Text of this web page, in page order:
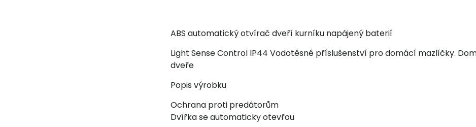
ABS automatický otvírač dveří kurníku napájený baterií
Light Sense Control IP44 Vodotěsné příslušenství pro domácí mazlíčky.
dveře
Popis výrobku
Ochrana proti predátorům
Dvířka se automaticky otevřou